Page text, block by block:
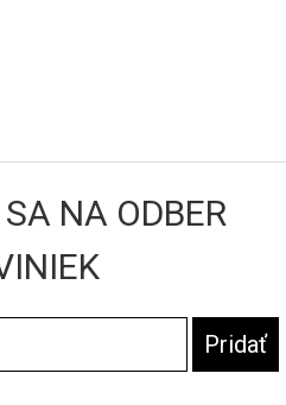
NA ODBER